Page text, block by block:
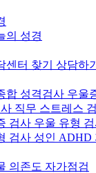
의 성경
센터 찾기 상담하기
합 성격검사 우울
직무 스트레스
검사 우울 유형
검사 성인 ADHD
의존도 자가점검